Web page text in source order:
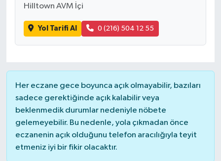
Hilltown AVM İçi
Yol Tarifi Al 0 (216) 504 12 55
Her eczane gece boyunca açık olmayabilir, bazıları
sadece gerektiğinde açık kalabilir veya
beklenmedik durumlar nedeniyle nöbete
gelemeyebilir. Bu nedenle, yola çıkmadan önce
eczanenin açık olduğunu telefon aracılığıyla teyit
etmeniz iyi bir fikir olacaktır.